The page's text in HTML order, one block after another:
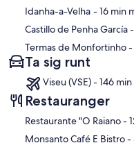
Idanha-a-Velha - 16 min
Castillo de Penha García
Termas de Monfortinho-
Ta sig runt
Viseu (VSE) - 146
Restauranger